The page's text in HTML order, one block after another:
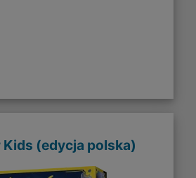
(edycja polska)